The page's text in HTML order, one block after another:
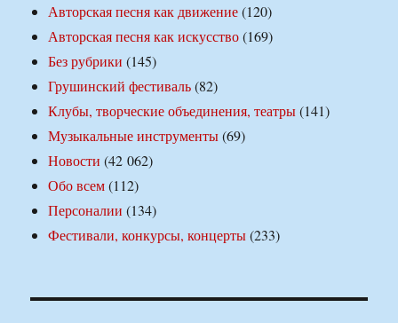
Авторская песня как движение(120)
Авторская песня как искусство(169)
Без рубрики (145)
Грушинский фестиваль(82)
Клубы, творческие объединения, театры(141)
Музыкальные инструменты(69)
Новости (42 062)
Обо всем(112)
Персоналии (134)
Фестивали, конкурсы, концерты(233)